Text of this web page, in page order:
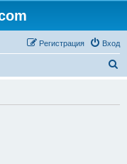
Вход
Регистрация